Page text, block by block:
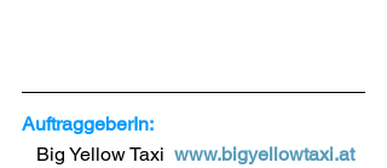
AuftraggeberIn:
   Big Yellow Taxi
www.bigyellowtaxi.at